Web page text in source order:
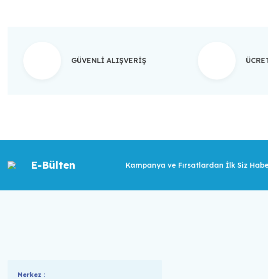
GÜVENLİ ALIŞVERİŞ
E-Bülten Kampanya ve Fırsatlardan İlk Siz
Merkez :